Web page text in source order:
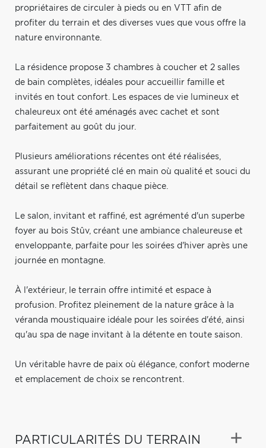
propriétaires de circuler à pieds ou en VTT afin de
profiter du terrain et des diverses vues que vous offre la
nature environnante.
La résidence propose 3 chambres à coucher et 2 salles
de bain complètes, idéales pour accueillir famille et
invités en tout confort. Les espaces de vie lumineux et
chaleureux ont été aménagés avec cachet et sont
parfaitement au goût du jour.
Plusieurs améliorations récentes ont été réalisées,
assurant une propriété clé en main où qualité et souci du
détail se reflètent dans chaque pièce.
Le salon, invitant et raffiné, est agrémenté d'un superbe
foyer au bois Stûv, créant une ambiance chaleureuse et
enveloppante, parfaite pour les soirées d'hiver après une
journée en montagne.
À l'extérieur, le terrain offre intimité et espace à
profusion. Profitez pleinement de la nature grâce à la
véranda moustiquaire idéale pour les soirées d'été, ainsi
qu'au spa de nage invitant à la détente en toute saison.
Un véritable havre de paix où élégance, confort moderne
et emplacement de choix se rencontrent.
PARTICULARITÉS DU TERRAIN